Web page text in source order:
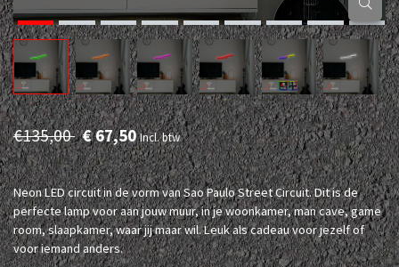
€135,00 € 67,50Incl. btw
Neon LED circuit in de vorm van Sao Paulo Street Circuit. Dit is de
perfecte lamp voor aan jouw muur, in je woonkamer, man cave, game
room, slaapkamer, waar jij maar wil. Leuk als cadeau voor jezelf of
voor iemand anders.